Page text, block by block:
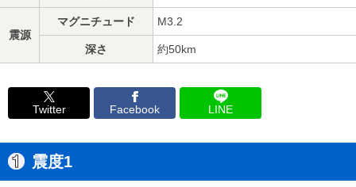
震源
マグニチュード M3.2
深さ 約50km
Twitter Facebook LINE
震度1